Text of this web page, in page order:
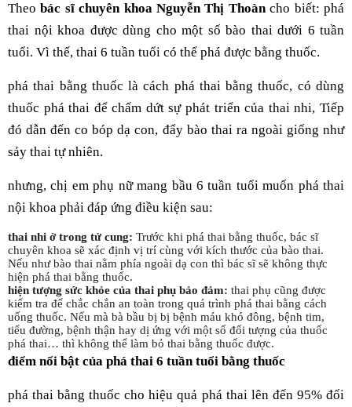
Theobác sĩ chuyên khoa Nguyễn Thị Thoàncho biết: phá
thai nội khoa được dùng cho một số bào thai dưới 6 tuần
tuổi. Vì thế, thai 6 tuần tuổi có thể phá được bằng thuốc.
phá thai bằng thuốc là cách phá thai bằng thuốc, có dùng
thuốc phá thai để chấm dứt sự phát triển của thai nhi, Tiếp
đó dẫn đến co bóp dạ con, đẩy bào thai ra ngoài giống như
sảy thai tự nhiên.
nhưng, chị em phụ nữ mang bầu 6 tuần tuổi muốn phá thai
nội khoa phải đáp ứng điều kiện sau:
thai nhi ở trong tử cung: Trước khi phá thai bằng thuốc, bác sĩ
chuyên khoa sẽ xác định vị trí cùng với kích thước của bào thai.
Nếu như bào thai nằm phía ngoài dạ con thì bác sĩ sẽ không thực
hiện phá thai bằng thuốc.
hiện tượng sức khỏe của thai phụ bảo đảm: thai phụ cũng được
kiểm tra để chắc chắn an toàn trong quá trình phá thai bằng cách
uống thuốc. Nếu mà bà bầu bị bị bệnh máu khó đông, bệnh tim,
tiểu đường, bệnh thận hay dị ứng với một số đối tượng của thuốc
phá thai… thì không thể làm bỏ thai bằng thuốc được.
điểm nổi bật của phá thai 6 tuần tuổi bằng thuốc
phá thai bằng thuốc cho hiệu quả phá thai lên đến 95% đối